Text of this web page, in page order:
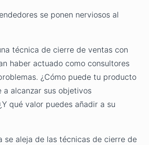
se ponen nerviosos al
técnica de cierre de ventas con
haber actuado como consultores
¿Cómo puede tu producto
a alcanzar sus objetivos
qué valor puedes añadir a su
se aleja de las técnicas de cierre de